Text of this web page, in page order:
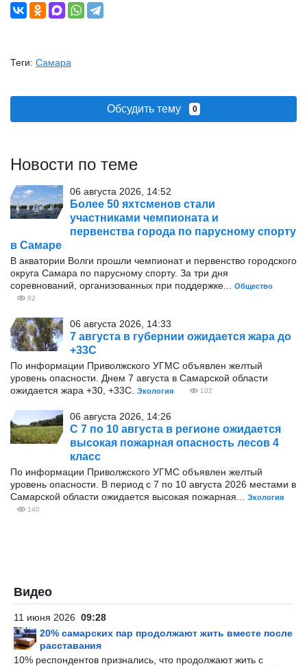
Теги: Самара
Обсудить тему 0
Новости по теме
06 августа 2026, 14:52
Более 50 яхтсменов стали
участниками чемпионата и
первенства города по парусному спорту
в Самаре
В акватории Волги прошли чемпионат и первенство городского
округа Самара по парусному спорту. За три дня
соревнований, организованных при поддержке...
Общество
82
06 августа 2026, 14:33
7 августа в губернии ожидается жара до
+33С
По информации Приволжского УГМС объявлен желтый
уровень опасности. Днем 7 августа в Самарской области
ожидается жара +30, +33С.
Экология 102
06 августа 2026, 14:26
С 7 по 10 августа в регионе ожидается
высокая пожарная опасность лесов 4
класс
По информации Приволжского УГМС объявлен желтый
уровень опасности. В период с 7 по 10 августа 2026 местами в
Самарской области ожидается высокая пожарная...
Экология
140
Видео
11 июня 2026 09:28
20% самарских пар продолжают жить вместе после
расставания
10% респондентов признались, что продолжают жить с